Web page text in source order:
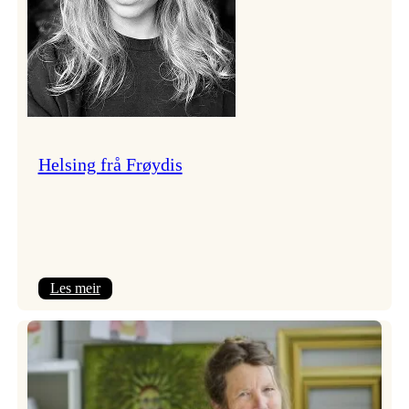
Helsing frå Frøydis
Les meir:
frå
Frøydis